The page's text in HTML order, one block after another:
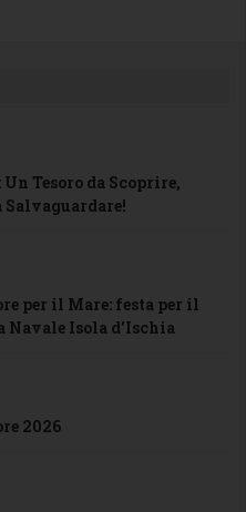
Un Tesoro da Scoprire,
per il Mare: festa per il
Navale Isola d’Ischia
2026